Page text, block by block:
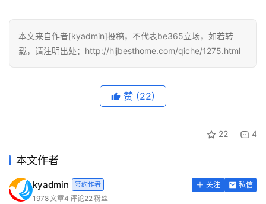
本文来自作者[kyadmin]投稿，不代表be365立场，如若转
载，请注明出处：http://hljbesthome.com/qiche/1275.html
赞 (22)
22 4
本文作者
kyadmin 签约作者 关注
私信
1978文章4 评论22粉丝